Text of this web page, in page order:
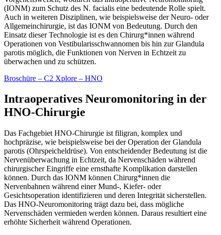
(IONM) zum Schutz des N. facialis eine bedeutende Rolle spielt.
Auch in weiteren Disziplinen, wie beispielsweise der Neuro- oder
Allgemeinchirurgie, ist das IONM von Bedeutung. Durch den
Einsatz dieser Technologie ist es den Chirurg*innen während
Operationen von Vestibularisschwannomen bis hin zur Glandula
parotis möglich, die Funktionen von Nerven in Echtzeit zu
überwachen und zu schützen.
Broschüre – C2 Xplore – HNO
Intraoperatives Neuromonitoring in der
HNO-Chirurgie
Das Fachgebiet HNO-Chirurgie ist filigran, komplex und
hochpräzise, wie beispielsweise bei der Operation der Glandula
parotis (Ohrspeicheldrüse). Von entscheidender Bedeutung ist die
Nervenüberwachung in Echtzeit, da Nervenschäden während
chirurgischer Eingriffe eine ernsthafte Komplikation darstellen
können. Durch das IONM können Chirurg*innen die
Nervenbahnen während einer Mund-, Kiefer- oder
Gesichtsoperation identifizieren und deren Integrität sicherstellen.
Das HNO-Neuromonitoring trägt dazu bei, dass mögliche
Nervenschäden vermieden werden können. Daraus resultiert eine
erhöhte Sicherheit während Operationen.